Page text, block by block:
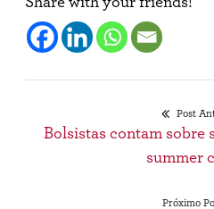
Navegação
Post
Post
Bolsistas contam sobre
summer
Próximo